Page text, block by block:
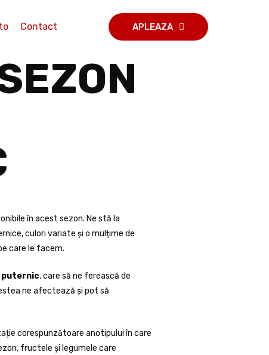
Contact APLEAZA
în acest sezon. Ne stă la
culori variate și o mulțime de
care le facem.
puternic, care să ne ferească de
ne afectează și pot să
corespunzătoare anotipului în care
fructele și legumele care